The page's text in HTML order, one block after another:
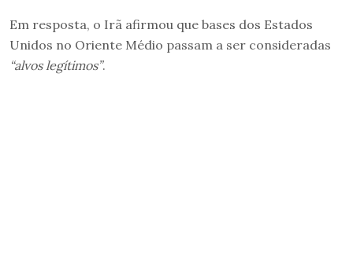
Em resposta, o Irã afirmou que bases dos Estados
Unidos no Oriente Médio passam a ser consideradas
“alvos legítimos”.